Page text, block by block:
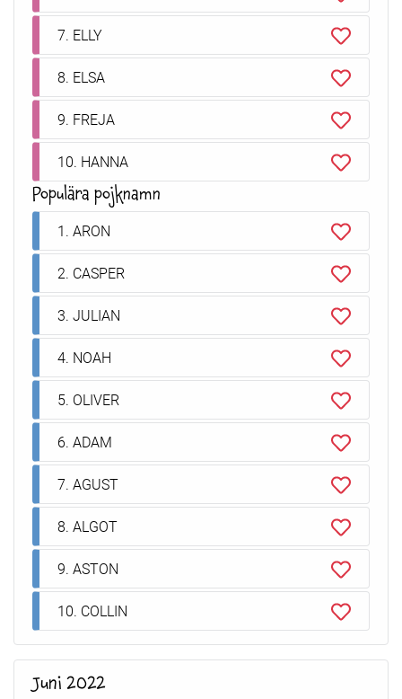
7. ELLY
8. ELSA
9. FREJA
10. HANNA
Populära pojknamn
1. ARON
2. CASPER
3. JULIAN
4. NOAH
5. OLIVER
6. ADAM
7. AGUST
8. ALGOT
9. ASTON
10. COLLIN
Juni 2022